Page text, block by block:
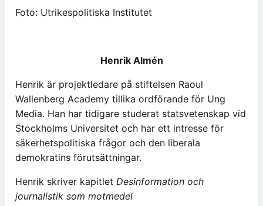
Foto: Utrikespolitiska Institutet
Henrik Almén
Henrik är projektledare på stiftelsen Raoul
Wallenberg Academy tillika ordförande för Ung
Media. Han har tidigare studerat statsvetenskap vid
Stockholms Universitet och har ett intresse för
säkerhetspolitiska frågor och den liberala
demokratins förutsättningar.
Henrik skriver kapitlet Desinformation och
journalistik som motmedel